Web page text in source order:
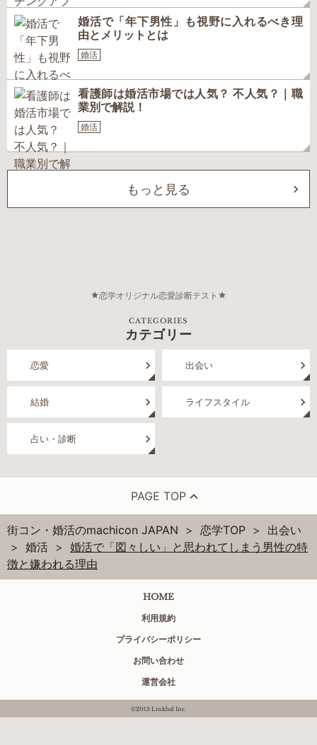
婚活で「年下男性」も視野に入れるべき理
由とメリットとは
婚活
看護師は婚活市場では人気？ 不人気？｜職
業別で解説！
婚活
もっと見る
恋学オリジナル恋愛診断テスト
CATEGORIES
カテゴリー
恋愛 出会い
結婚 ライフスタイル
占い・診断
PAGE TOP
街コン・婚活のmachicon JAPAN 恋学TOP
出会い
婚活
婚活で「図々しい」と思われてしまう男性の特
徴と嫌われる理由
HOME
利用規約
プライバシーポリシー
お問い合わせ
運営会社
©2013 Linkbal Inc.